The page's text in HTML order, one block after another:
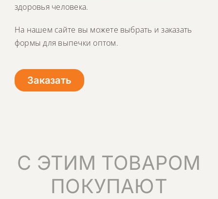
здоровья человека.
На нашем сайте вы можете выбрать и заказать
формы для выпечки оптом.
Заказать
С ЭТИМ ТОВАРОМ
ПОКУПАЮТ